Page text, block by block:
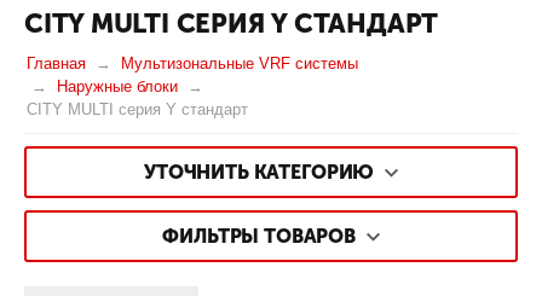
CITY MULTI СЕРИЯ Y СТАНДАРТ
Главная
Мультизональные VRF системы
Наружные блоки
CITY MULTI серия Y стандарт
УТОЧНИТЬ КАТЕГОРИЮ
ФИЛЬТРЫ ТОВАРОВ